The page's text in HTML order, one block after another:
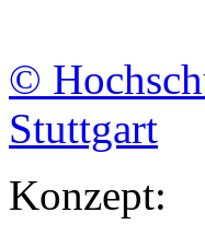
©
Stuttgart
Konzept: